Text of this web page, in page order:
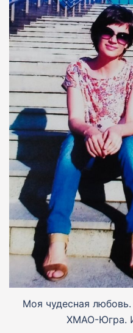
Моя чудесная
ХМАО-Югра.